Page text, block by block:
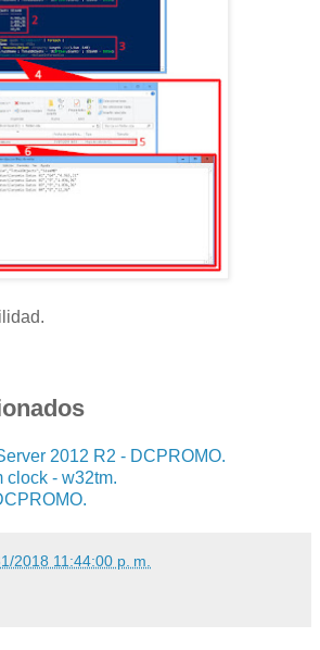
2012 R2 - DCPROMO.
clock - w32tm.
2018 11:44:00 p. m.